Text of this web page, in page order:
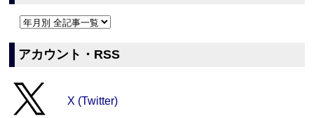
アカウント・RSS
X (Twitter)